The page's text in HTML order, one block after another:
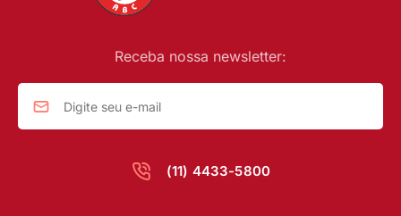
(11) 4433-5800
Receba nossa newsletter: